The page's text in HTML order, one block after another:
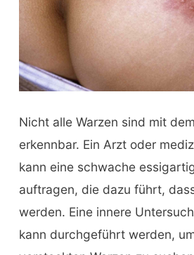
Nicht alle Warzen sind mit
erkennbar. Ein Arzt oder
kann eine schwache
auftragen, die dazu führt,
werden. Eine innere
kann durchgeführt werden,